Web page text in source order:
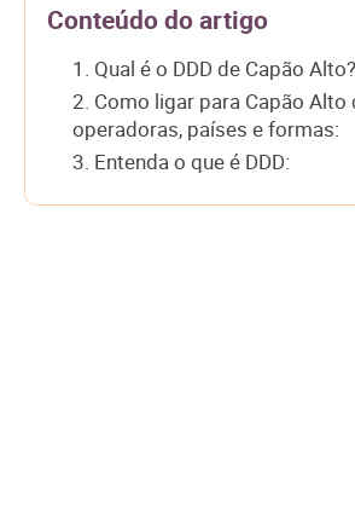
Conteúdo do artigo
1. Qual é o DDD de Capão Alto?
2. Como ligar para Capão Alto
operadoras, países e formas:
3. Entenda o que é DDD: